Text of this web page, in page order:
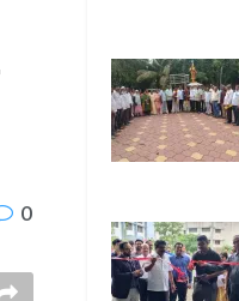
0